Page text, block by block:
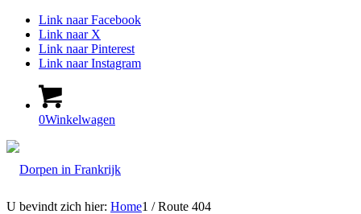
Link naar Facebook
Link naar X
Link naar Pinterest
Link naar Instagram
0Winkelwagen
U bevindt zich hier: Home1 / Route 404